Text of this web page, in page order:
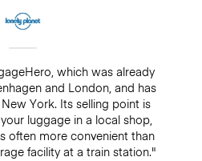
which was already
and London, and has
York. Its selling point is
luggage in a local shop,
often more convenient than
facility at a train station."